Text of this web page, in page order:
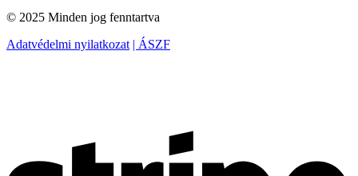
© 2025 Minden jog fenntartva
Adatvédelmi nyilatkozat | ÁSZF